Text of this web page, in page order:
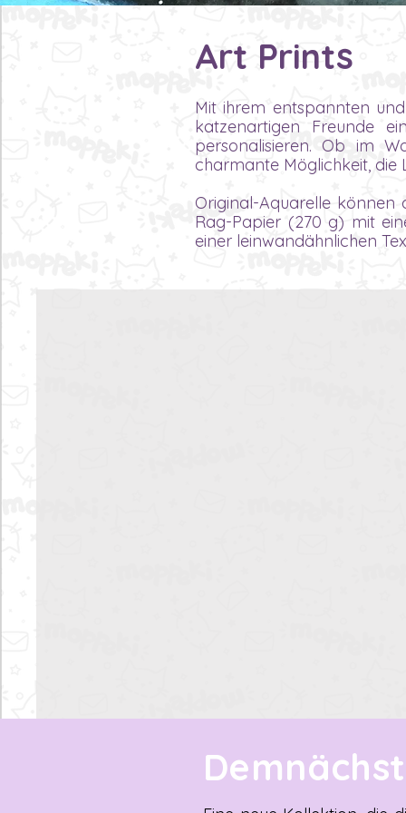
Art Prints
Mit ihrem entspannten
katzenartigen Freunde
personalisieren. Ob im
charmante Möglichkeit, die
Original-Aquarelle
Rag-Papier (270 g) mit
einer leinwandähnlichen